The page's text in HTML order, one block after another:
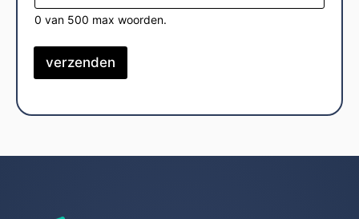
0 van 500 max woorden.
verzenden